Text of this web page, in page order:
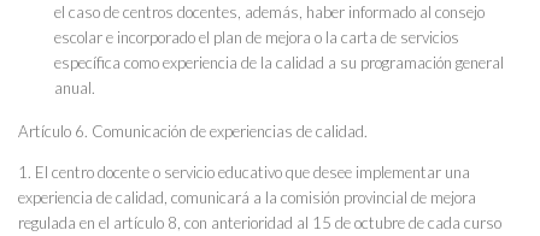
el caso de centros docentes, además, haber informado al consejo
escolar e incorporado el plan de mejora o la carta de servicios
específica como experiencia de la calidad a su programación general
anual.
Artículo 6. Comunicación de experiencias de calidad.
1. El centro docente o servicio educativo que desee implementar una
experiencia de calidad, comunicará a la comisión provincial de mejora
regulada en el artículo 8, con anterioridad al 15 de octubre de cada curso